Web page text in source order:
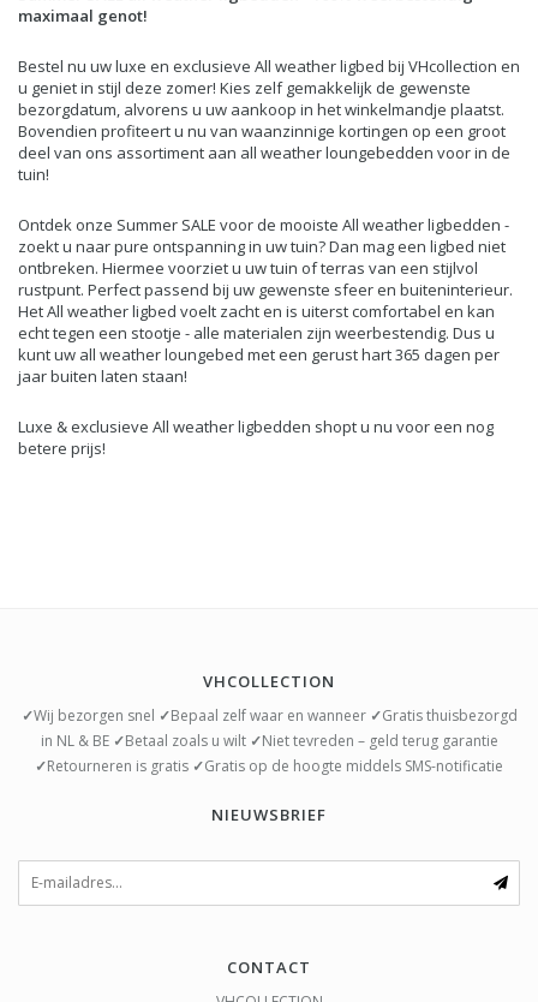
maximaal genot!
Bestel nu uw luxe en exclusieve All weather ligbed bij VHcollection en
u geniet in stijl deze zomer! Kies zelf gemakkelijk de gewenste
bezorgdatum, alvorens u uw aankoop in het winkelmandje plaatst.
Bovendien profiteert u nu van waanzinnige kortingen op een groot
deel van ons assortiment aan all weather loungebedden voor in de
tuin!
Ontdek onze Summer SALE voor de mooiste All weather ligbedden -
zoekt u naar pure ontspanning in uw tuin? Dan mag een ligbed niet
ontbreken. Hiermee voorziet u uw tuin of terras van een stijlvol
rustpunt. Perfect passend bij uw gewenste sfeer en buiteninterieur.
Het All weather ligbed voelt zacht en is uiterst comfortabel en kan
echt tegen een stootje - alle materialen zijn weerbestendig. Dus u
kunt uw all weather loungebed met een gerust hart 365 dagen per
jaar buiten laten staan!
Luxe & exclusieve All weather ligbedden shopt u nu voor een nog
betere prijs!
VHCOLLECTION
✓Wij bezorgen snel ✓Bepaal zelf waar en wanneer ✓Gratis thuisbezorgd
in NL & BE ✓Betaal zoals u wilt ✓Niet tevreden – geld terug garantie
✓Retourneren is gratis ✓Gratis op de hoogte middels SMS-notificatie
NIEUWSBRIEF
CONTACT